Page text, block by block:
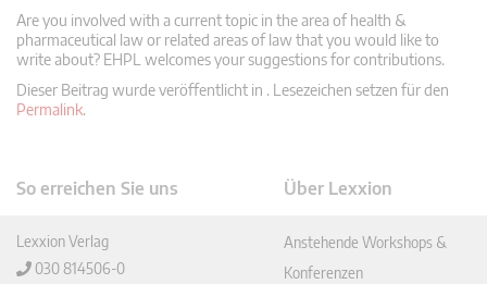
Are you involved with a current topic in the area of health &
pharmaceutical law or related areas of law that you would like to
write about? EHPL welcomes your suggestions for contributions.
Dieser Beitrag wurde veröffentlicht in . Lesezeichen setzen für den
Permalink.
So erreichen Sie uns
Lexxion Verlag
030 814506-0
Über Lexxion
Anstehende Workshops &
Konferenzen